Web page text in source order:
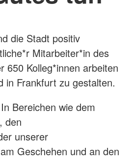
die Stadt positiv
Mitarbeiter*in des
650 Kolleg*innen arbeiten
in Frankfurt zu gestalten.
Bereichen wie dem
den
unserer
Geschehen und an den